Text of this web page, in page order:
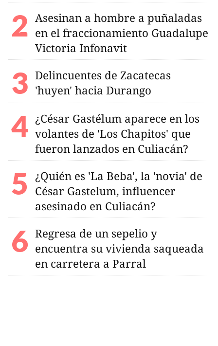
Asesinan a hombre a puñaladas
en el fraccionamiento Guadalupe
Victoria Infonavit
Delincuentes de Zacatecas
'huyen' hacia Durango
¿César Gastélum aparece en los
volantes de 'Los Chapitos' que
fueron lanzados en Culiacán?
¿Quién es 'La Beba', la 'novia' de
César Gastelum, influencer
asesinado en Culiacán?
Regresa de un sepelio y
encuentra su vivienda saqueada
en carretera a Parral